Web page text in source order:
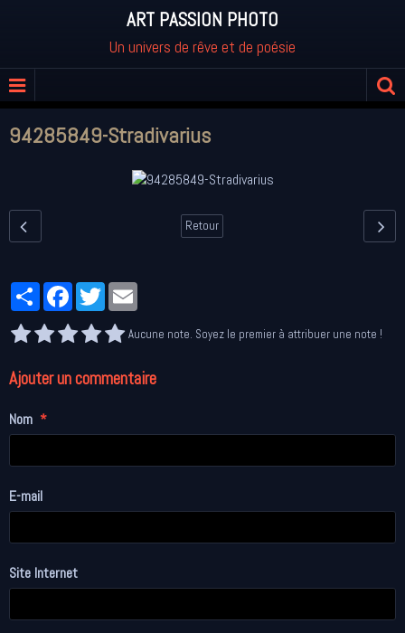
ART PASSION PHOTO
Un univers de rêve et de poésie
94285849-Stradivarius
Retour
PartagerFacebookTwitter
Aucune note. Soyez le premier à attribuer une note !
Ajouter un commentaire
Nom
E-mail
Site Internet